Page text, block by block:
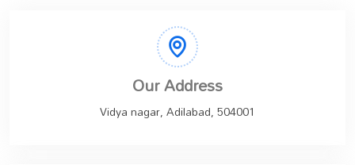
Our Address
Vidya nagar, Adilabad, 504001